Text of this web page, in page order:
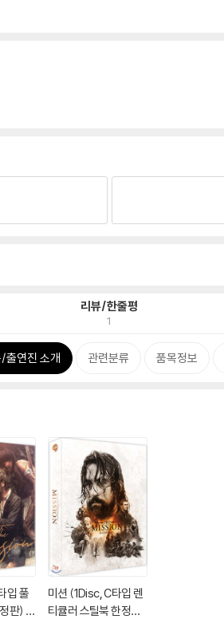
리뷰/한줄평
1
출연진 소개 관련분류 품목정보
입 풀
판) :
미션 (1Disc, C타입 렌
티큘러 스틸북 한정판)